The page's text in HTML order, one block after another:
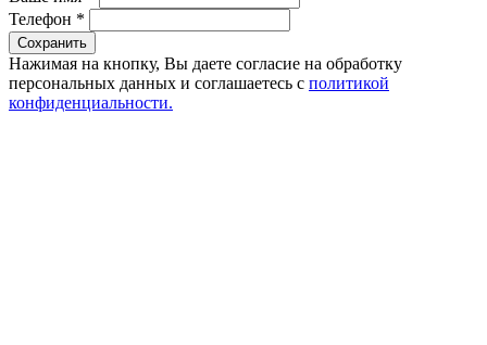
Телефон *
Сохранить
Нажимая на кнопку, Вы даете согласие на обработку
персональных данных и соглашаетесь с политикой
конфиденциальности.